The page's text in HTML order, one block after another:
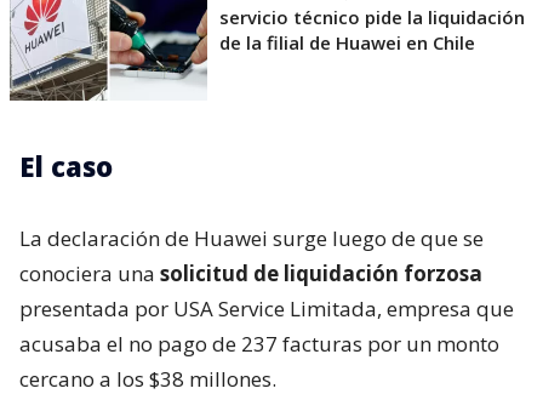
servicio técnico pide la liquidación
de la filial de Huawei en Chile
El caso
La declaración de Huawei surge luego de que se
conociera una solicitud de liquidación forzosa
presentada por USA Service Limitada, empresa que
acusaba el no pago de 237 facturas por un monto
cercano a los $38 millones.